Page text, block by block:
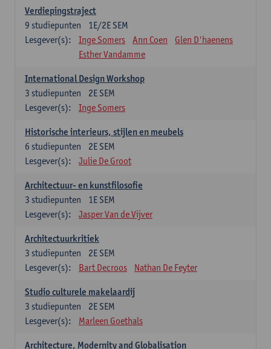
Verdiepingstraject
1E/2E SEM
9 studiepunten
Lesgever(s):
Inge Somers Ann Coen
Glen D'haenens
Esther Vandamme
International Design Workshop
2E SEM
3 studiepunten
Lesgever(s):
Inge Somers
Historische interieurs, stijlen en meubels
2E SEM
6 studiepunten
Lesgever(s):
Julie De Groot
Architectuur- en kunstfilosofie
1E SEM
3 studiepunten
Lesgever(s):
Jasper Van de Vijver
Architectuurkritiek
2E SEM
3 studiepunten
Lesgever(s):
Bart Decroos Nathan De Feyter
Studio culturele makelaardij
2E SEM
3 studiepunten
Lesgever(s):
Marleen Goethals
Architecture, Modernity and Globalisation